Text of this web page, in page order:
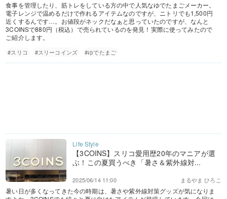
食事を管理したり、筋トレをしている方の中で人気なゆでたまごメーカー。
電子レンジで温めるだけで作れるアイテムなのですが、ニトリでも1,500円
近くするんです…。お値段がネックだなぁと思っていたのですが、なんと
3COINSで880円（税込）で売られているのを発見！実際に使ってみたので
ご紹介します。
#スリコ #スリーコインズ #ゆでたまご
【3COINS】スリコ愛用歴20年のマニアが選
ぶ！この夏買うべき「暑さ＆紫外線対...
まるやま ひろこ
2025/06/14 11:00
暑い日が多くなってきた今の時期は、暑さや紫外線対策グッズが気になりま